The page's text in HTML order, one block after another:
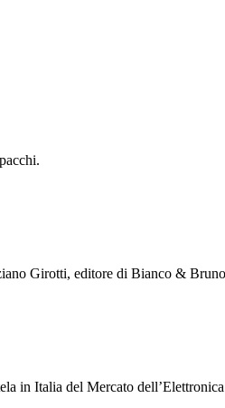
Girotti, editore di Bianco &
in Italia del Mercato